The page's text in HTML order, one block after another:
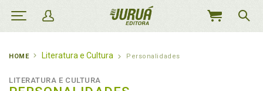
MEU
HOME Literatura e Cultura Personalidades
LITERATURA E CULTURA